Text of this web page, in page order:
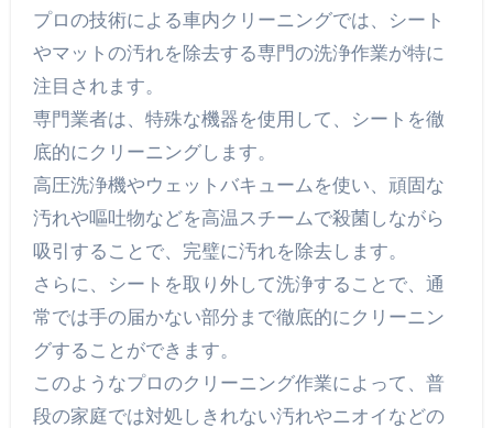
プロの技術による車内クリーニングでは、シート
やマットの汚れを除去する専門の洗浄作業が特に
注目されます。
専門業者は、特殊な機器を使用して、シートを徹
底的にクリーニングします。
高圧洗浄機やウェットバキュームを使い、頑固な
汚れや嘔吐物などを高温スチームで殺菌しながら
吸引することで、完璧に汚れを除去します。
さらに、シートを取り外して洗浄することで、通
常では手の届かない部分まで徹底的にクリーニン
グすることができます。
このようなプロのクリーニング作業によって、普
段の家庭では対処しきれない汚れやニオイなどの